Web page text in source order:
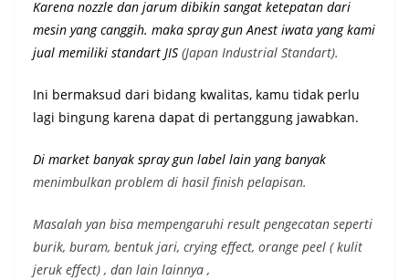
Karena nozzle dan jarum dibikin sangat ketepatan dari
mesin yang canggih. maka spray gun Anest iwata yang kami
jual memiliki standart JIS (Japan Industrial Standart).
Ini bermaksud dari bidang kwalitas, kamu tidak perlu
lagi bingung karena dapat di pertanggung jawabkan.
Di market banyak spray gun label lain yang banyak
menimbulkan problem di hasil finish pelapisan.
Masalah yan bisa mempengaruhi result pengecatan seperti
burik, buram, bentuk jari, crying effect, orange peel ( kulit
jeruk effect) , dan lain lainnya ,